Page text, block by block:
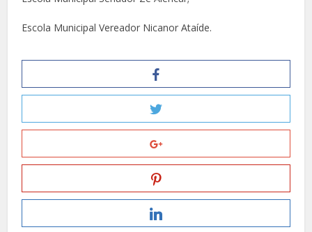
Escola Municipal Vereador Nicanor Ataíde.